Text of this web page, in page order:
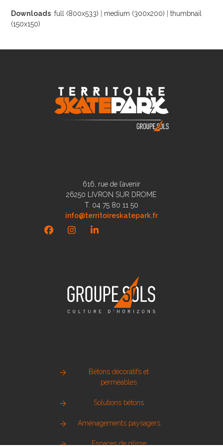
Downloads:full (800x533) medium (300x200) |thumbnail
(150x150)
616, rue de l’avenir
26250 LIVRON SUR DROME
T. 04 75 80 11 50
info@territoireskatepark.fr
FacebookInstagramLinkedIn
Bétons décoratifs et
perméables
Solutions bétons
Aménagements paysagers
Espaces de glisse